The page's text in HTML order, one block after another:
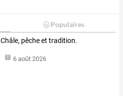
Populaires
Châle, pêche et tradition.
6 août 2026